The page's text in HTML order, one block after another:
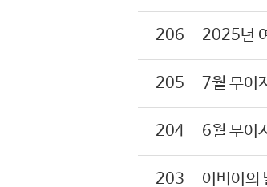
206 2025년
205 7월 무이
204 6월 무이
203 어버이의